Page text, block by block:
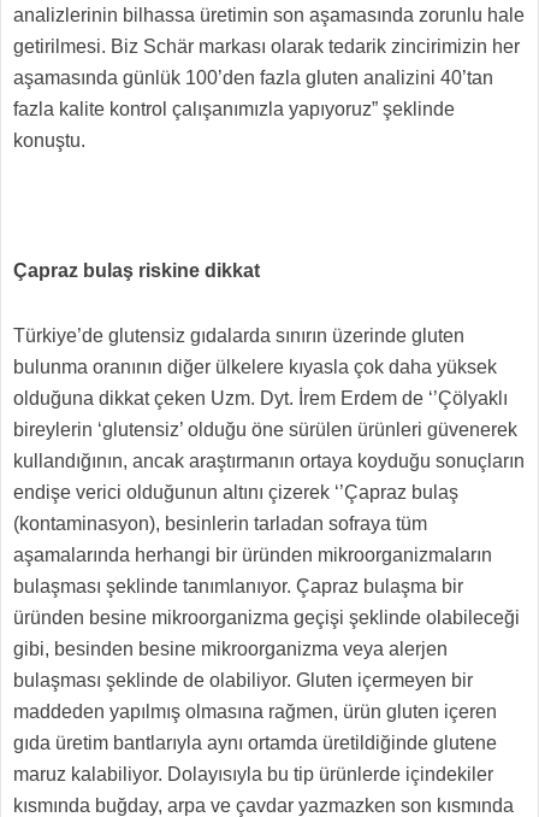
analizlerinin bilhassa üretimin son aşamasında zorunlu hale
getirilmesi. Biz Schär markası olarak tedarik zincirimizin her
aşamasında günlük 100’den fazla gluten analizini 40’tan
fazla kalite kontrol çalışanımızla yapıyoruz” şeklinde
konuştu.
Çapraz bulaş riskine dikkat
Türkiye’de glutensiz gıdalarda sınırın üzerinde gluten
bulunma oranının diğer ülkelere kıyasla çok daha yüksek
olduğuna dikkat çeken Uzm. Dyt. İrem Erdem de ‘’Çölyaklı
bireylerin ‘glutensiz’ olduğu öne sürülen ürünleri güvenerek
kullandığının, ancak araştırmanın ortaya koyduğu sonuçların
endişe verici olduğunun altını çizerek ‘’Çapraz bulaş
(kontaminasyon), besinlerin tarladan sofraya tüm
aşamalarında herhangi bir üründen mikroorganizmaların
bulaşması şeklinde tanımlanıyor. Çapraz bulaşma bir
üründen besine mikroorganizma geçişi şeklinde olabileceği
gibi, besinden besine mikroorganizma veya alerjen
bulaşması şeklinde de olabiliyor. Gluten içermeyen bir
maddeden yapılmış olmasına rağmen, ürün gluten içeren
gıda üretim bantlarıyla aynı ortamda üretildiğinde glutene
maruz kalabiliyor. Dolayısıyla bu tip ürünlerde içindekiler
kısmında buğday, arpa ve çavdar yazmazken son kısmında